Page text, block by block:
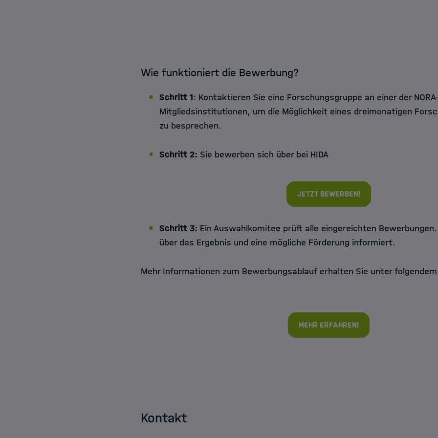
Wie funktioniert die Bewerbung?
Schritt 1: Kontaktieren Sie eine Forschungsgruppe an einer der NORA-
Mitgliedsinstitutionen, um die Möglichkeit eines dreimonatigen
zu besprechen.
Schritt 2: Sie bewerben sich über bei HIDA
Jetzt bewerben!
Schritt 3: Ein Auswahlkomitee prüft alle eingereichten
über das Ergebnis und eine mögliche Förderung informiert.
Mehr Informationen zum Bewerbungsablauf erhalten Sie unter
Mehr erfahren!
Kontakt